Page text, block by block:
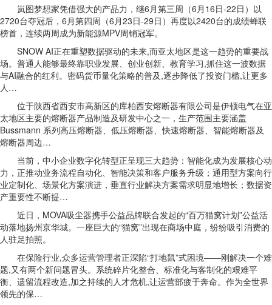
岚图梦想家凭借强大的产品力，继6月第三周（6月16日-22日）以
2720台夺冠后，6月第四周（6月23日-29日）再度以2420台的成绩蝉联
榜首，连续两周成为新能源MPV周销冠军。
SNOW AI正在重塑数据驱动的未来,而亚太地区是这一趋势的重要战
场。普通人能够最终靠职业发展、创业创新、教育学习,抓住这一波数据
与AI融合的红利。密码货币量化策略的普及,逐步降低了投资门槛,让更多
人…
位于陕西省西安市高新区的库柏西安熔断器有限公司是伊顿电气在亚
太地区主要的熔断器产品制造及研发中心之一，生产范围主要涵盖
Bussmann 系列高压熔断器、低压熔断器、快速熔断器、智能熔断器及
熔断器周边…
当前，中小企业数字化转型正呈现三大趋势：智能化成为发展核心动
力，正推动业务流程自动化、智能决策和客户服务升级；通用型方案向行
业定制化、场景化方案演进，垂直行业解决方案需求明显地增长；数据资
产重要性不断提…
近日，MOVA吸尘器携手公益品牌联合发起的“百万猫窝计划”公益活
动落地扬州京华城。一座巨大的“猫窝”出现在商场中庭，纷纷吸引消费的
人驻足拍照。
在保险行业,众多运营管理者正深陷“打地鼠”式困境——刚解决一个难
题,又有两个新问题冒头。系统碎片化整合、标准化与客制化的艰难平
衡、遗留流程改造,加之持续的人才危机,让运营部疲于奔命。作为全世界
领先的保…